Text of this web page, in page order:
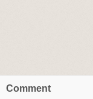
Comment